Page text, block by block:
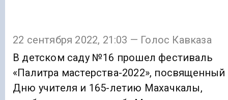
22 сентября 2022, 21:03 — Голос Кавказа
В детском саду №16 прошел фестиваль
«Палитра мастерства-2022», посвященный
Дню учителя и 165-летию Махачкалы,